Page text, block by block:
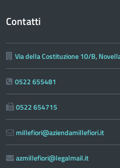
Contatti
Via della Costituzione 10/B,
0522 655481
0522 654715
millefiori@aziendamillefiori.it
azmillefiori@legalmail.it